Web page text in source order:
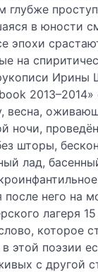
глубже
в юности
эпохи
на
Ирины
2013–2014»
весна,
ночи,
шторы,
лад,
него на
лагеря
которое
этой поэзии
с другой